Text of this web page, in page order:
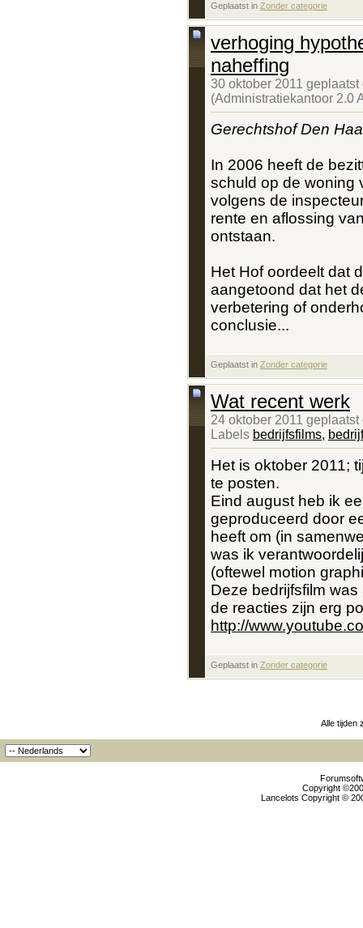
Geplaatst in Zonder categorie
verhoging
naheffing
30 oktober 2011
(Administratiekantoor 2.0
Gerechtshof Den
In 2006 heeft de
schuld op de woning
volgens de
rente en aflossing
ontstaan.
Het Hof oordeelt dat
aangetoond dat het
verbetering of
conclusie...
Geplaatst in Zonder categorie
Wat recent werk
24 oktober 2011
Labels bedrijfsfilms,
Het is oktober 2011;
te posten.
Eind august heb ik
geproduceerd door
heeft om (in
was ik
(oftewel motion
Deze bedrijfsfilm
de reacties zijn erg
http://
Geplaatst in Zonder categorie
Alle tijden
Copyright
Lancelots Copyright ©